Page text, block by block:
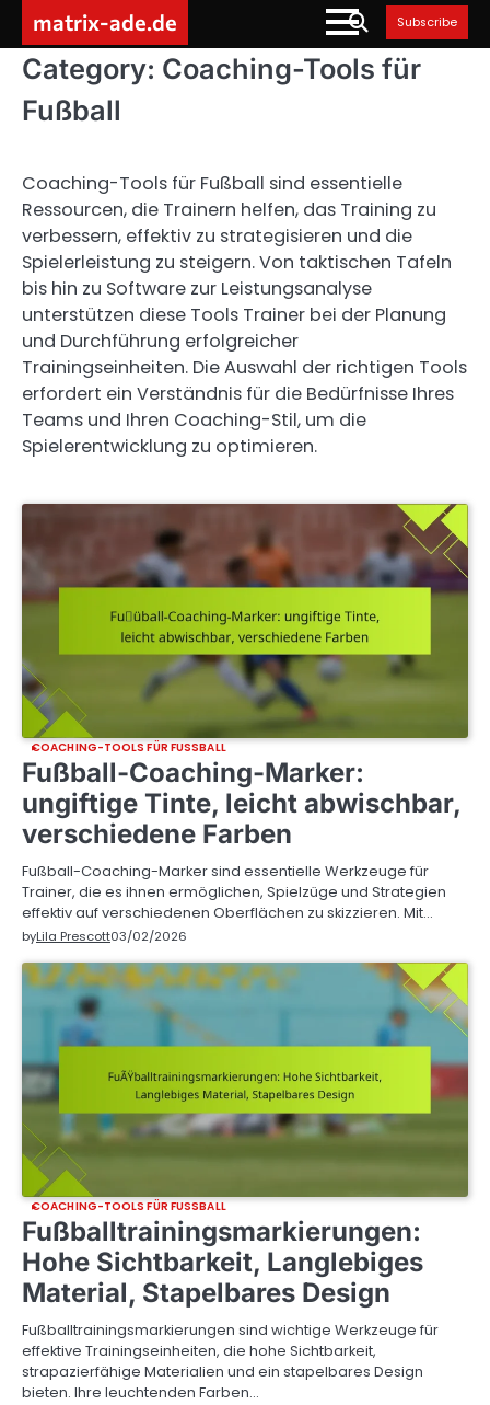
content
matrix-ade.de Subscribe
Category: Coaching-Tools für
Fußball
Coaching-Tools für Fußball sind essentielle
Ressourcen, die Trainern helfen, das Training zu
verbessern, effektiv zu strategisieren und die
Spielerleistung zu steigern. Von taktischen Tafeln
bis hin zu Software zur Leistungsanalyse
unterstützen diese Tools Trainer bei der Planung
und Durchführung erfolgreicher
Trainingseinheiten. Die Auswahl der richtigen Tools
erfordert ein Verständnis für die Bedürfnisse Ihres
Teams und Ihren Coaching-Stil, um die
Spielerentwicklung zu optimieren.
COACHING-TOOLS FÜR FUSSBALL
Fußball-Coaching-Marker:
ungiftige Tinte, leicht abwischbar,
verschiedene Farben
Fußball-Coaching-Marker sind essentielle Werkzeuge für
Trainer, die es ihnen ermöglichen, Spielzüge und Strategien
effektiv auf verschiedenen Oberflächen zu skizzieren. Mit…
byLila Prescott03/02/2026
COACHING-TOOLS FÜR FUSSBALL
Fußballtrainingsmarkierungen:
Hohe Sichtbarkeit, Langlebiges
Material, Stapelbares Design
Fußballtrainingsmarkierungen sind wichtige Werkzeuge für
effektive Trainingseinheiten, die hohe Sichtbarkeit,
strapazierfähige Materialien und ein stapelbares Design
bieten. Ihre leuchtenden Farben…